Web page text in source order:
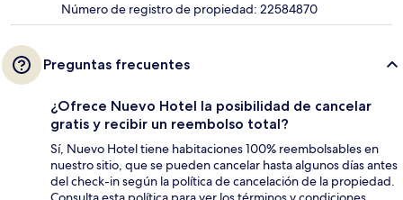
Número de registro de propiedad: 22584870
Preguntas frecuentes
¿Ofrece Nuevo Hotel la posibilidad de cancelar
gratis y recibir un reembolso total?
Sí, Nuevo Hotel tiene habitaciones 100% reembolsables en
nuestro sitio, que se pueden cancelar hasta algunos días antes
del check-in según la política de cancelación de la propiedad.